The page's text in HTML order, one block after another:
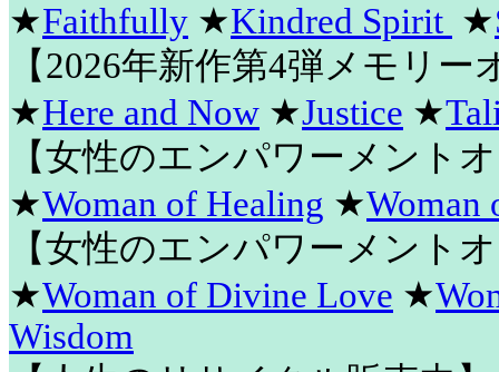
★Faithfully ★Kindred Spirit ★
【2026年新作第4弾メモリー
★Here and Now ★Justice ★
【女性のエンパワーメント
★Woman of Healing ★Woman
【女性のエンパワーメント
★Woman of Divine Love ★
Wisdom